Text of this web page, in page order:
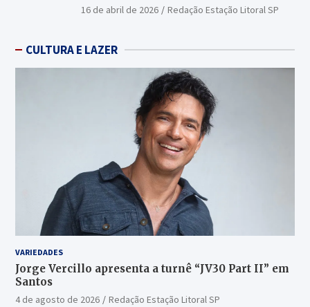
16 de abril de 2026 Redação Estação Litoral SP
CULTURA E LAZER
VARIEDADES
Jorge Vercillo apresenta a turnê “JV30 Part II” em
Santos
4 de agosto de 2026
Redação Estação Litoral SP